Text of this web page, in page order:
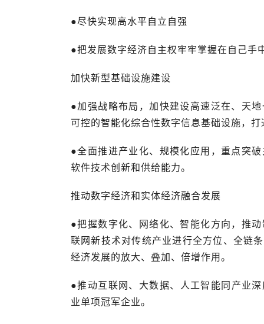
●尽快实现高水平自立自强
●把发展数字经济自主权牢牢掌握在自己手
加快新型基础设施建设
●加强战略布局，加快建设高速泛在、天
可控的智能化综合性数字信息基础设施，
●全面推进产业化、规模化应用，重点突
软件技术创新和供给能力。
推动数字经济和实体经济融合发展
●把握数字化、网络化、智能化方向，推
联网新技术对传统产业进行全方位、全链
经济发展的放大、叠加、倍增作用。
●推动互联网、大数据、人工智能同产业
业单项冠军企业。